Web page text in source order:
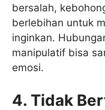
bersalah,
berlebihan untuk
inginkan.
manipulatif bisa
emosi.
4. Tidak